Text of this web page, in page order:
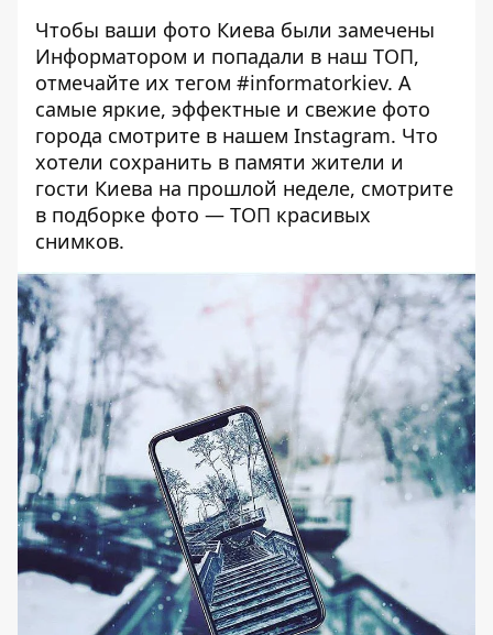
Чтобы ваши фото Киева были замечены
Информатором и попадали в наш ТОП,
отмечайте их тегом #informatorkiev. А
самые яркие, эффектные и свежие фото
города смотрите в нашем Instagram. Что
хотели сохранить в памяти жители и
гости Киева на прошлой неделе, смотрите
в подборке фото — ТОП красивых
снимков.